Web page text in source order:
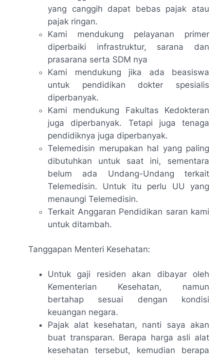
yang canggih dapat bebas pajak atau
pajak ringan.
Kami mendukung pelayanan primer
diperbaiki infrastruktur, sarana dan
prasarana serta SDM nya
Kami mendukung jika ada beasiswa
untuk pendidikan dokter spesialis
diperbanyak.
Kami mendukung Fakultas Kedokteran
juga diperbanyak. Tetapi juga tenaga
pendidiknya juga diperbanyak.
Telemedisin merupakan hal yang paling
dibutuhkan untuk saat ini, sementara
belum ada Undang-Undang terkait
Telemedisin. Untuk itu perlu UU yang
menaungi Telemedisin.
Terkait Anggaran Pendidikan saran kami
untuk ditambah.
Tanggapan Menteri Kesehatan:
Untuk gaji residen akan dibayar oleh
Kementerian Kesehatan, namun
bertahap sesuai dengan kondisi
keuangan negara.
Pajak alat kesehatan, nanti saya akan
buat transparan. Berapa harga asli alat
kesehatan tersebut, kemudian berapa